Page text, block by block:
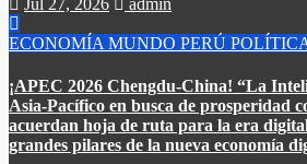
Jul 27, 2026 admin
ECONOMÍA MUNDO PERÚ
¡APEC 2026 Chengdu-China! “La
Asia-Pacífico en busca de prosperidad
acuerdan hoja de ruta para la era
grandes pilares de la nueva economía